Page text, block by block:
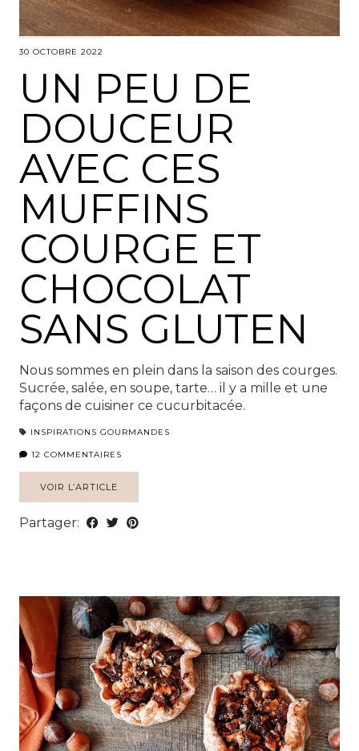
30 OCTOBRE 2022
UN PEU DE
DOUCEUR
AVEC CES
MUFFINS
COURGE ET
CHOCOLAT
SANS GLUTEN
Nous sommes en plein dans la saison des courges.
Sucrée, salée, en soupe, tarte… il y a mille et une
façons de cuisiner ce cucurbitacée.
INSPIRATIONS GOURMANDES
12 COMMENTAIRES
VOIR L’ARTICLE
Partager: